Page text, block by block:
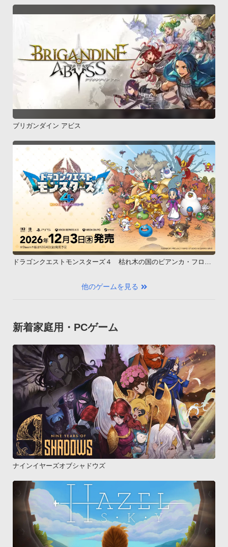
ブリガンダイン アビス
ドラゴンクエストモンスターズ４ 枯れ木の国のビアンカ・フロー
他のゲームを見る
新着家庭用・PCゲーム
ナインイヤーズオブシャドウズ